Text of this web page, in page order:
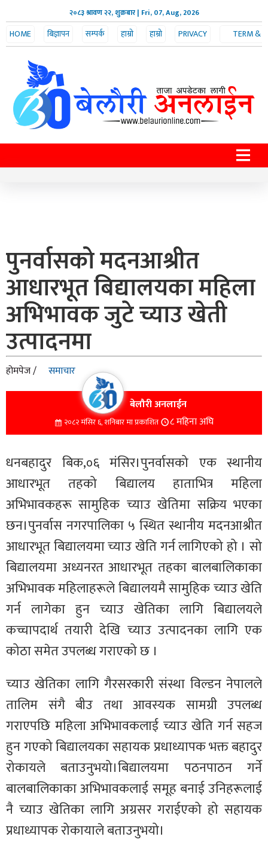
२०८३ श्रावण २२, शुक्रबार| Fri, 07, Aug, 2026
HOME बिज्ञापन सम्पर्क हाम्रो
टीम
हाम्रो
बारे
PRIVACY
POLICY
TERM &
पुनर्वासको मदनआश्रीत
आधारभूत बिद्यालयका महिला
अभिभावक जुटे च्याउ खेती
उत्पादनमा
होमपेज / समाचार
बेलौरी अनलाईन
२०८२ मंसिर ६, शनिबार मा प्रकाशित ८ महिना अघि
धनबहादुर बिक,०६ मंसिर।पुनर्वासको एक स्थानीय
आधारभूत तहको बिद्यालय हाताभित्र महिला
अभिभावकहरू सामुहिक च्याउ खेतिमा सक्रिय भएका
छन।पुनर्वास नगरपालिका ५ स्थित स्थानीय मदनआश्रीत
आधारभूत बिद्यालयमा च्याउ खेति गर्न लागिएको हो । सो
बिद्यालयमा अध्यनरत आधारभूत तहका बालबालिकाका
अभिभावक महिलाहरूले बिद्यालयमै सामुहिक च्याउ खेति
गर्न लागेका हुन च्याउ खेतिका लागि बिद्यालयले
कच्चापदार्थ तयारी देखि च्याउ उत्पादनका लागि एक
कोठा समेत उपलब्ध गराएको छ ।
च्याउ खेतिका लागि गैरसरकारी संस्था विल्डन नेपालले
तालिम संगै बीउ तथा आवस्यक सामग्री उपलब्ध
गराएपछि महिला अभिभावकलाई च्याउ खेति गर्न सहज
हुन गएको बिद्यालयका सहायक प्रधाध्यापक भक्त बहादुर
रोकायले बताउनुभयो।बिद्यालयमा पठनपाठन गर्ने
बालबालिकाका अभिभावकलाई समूह बनाई उनिहरूलाई
नै च्याउ खेतिका लागि अग्रसर गराईएको हो सहायक
प्रधाध्यापक‌ रोकायाले बताउनुभयो।